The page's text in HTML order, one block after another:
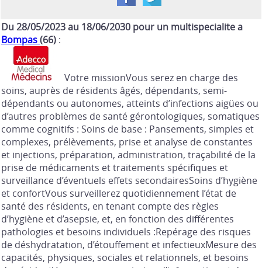
Du 28/05/2023 au 18/06/2030 pour un multispecialite a
Bompas(66) :
Votre missionVous serez en charge des
soins, auprès de résidents âgés, dépendants, semi-
dépendants ou autonomes, atteints d’infections aigües ou
d’autres problèmes de santé gérontologiques, somatiques
comme cognitifs : Soins de base : Pansements, simples et
complexes, prélèvements, prise et analyse de constantes
et injections, préparation, administration, traçabilité de la
prise de médicaments et traitements spécifiques et
surveillance d’éventuels effets secondairesSoins d’hygiène
et confortVous surveillerez quotidiennement l’état de
santé des résidents, en tenant compte des règles
d’hygiène et d’asepsie, et, en fonction des différentes
pathologies et besoins individuels :Repérage des risques
de déshydratation, d’étouffement et infectieuxMesure des
capacités, physiques, sociales et relationnels, et besoins